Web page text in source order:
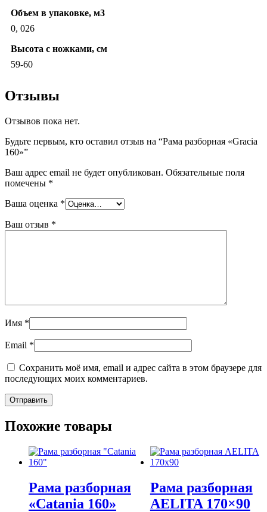
Объем в упаковке, м3
0, 026
Высота с ножками, см
59-60
Отзывы
Отзывов пока нет.
Будьте первым, кто оставил отзыв на “Рама разборная «Gracia
160»”
Ваш адрес email не будет опубликован. Обязательные поля
помечены *
Ваша оценка *
Ваш отзыв *
Имя *
Email *
Сохранить моё имя, email и адрес сайта в этом браузере для
последующих моих комментариев.
Похожие товары
Рама разборная
«Catania 160»
Рама разборная
AELITA 170×90